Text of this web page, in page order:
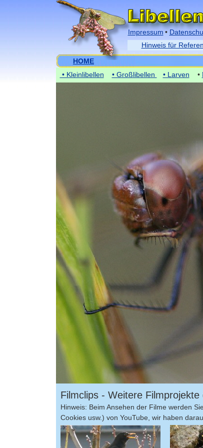
Hinweis: Beim Ansehen der Filme werden
Cookies usw.) von YouTube, wir haben
Filmclips - Weitere
HOME
Impressum •
Hinweis für
• Kleinlibellen • Großlibellen • Larven •